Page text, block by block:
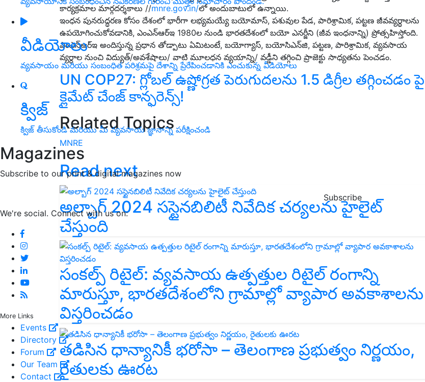
వీడియోలు
వ్యవసాయం మరియు సంబంధిత పరిశ్రమపై దేశాన్ని ప్రేరేపించడానికి ఎంచుకున్న వీడియోలు
క్విజ్
క్విజ్ తీసుకోండి మరియు మీ వ్యవసాయ జ్ఞానాన్ని పరీక్షించండి
Magazines
Subscribe to our print & digital magazines now
Subscribe
We're social. Connect with us on:
More Links
Events
Directory
Forum
Our Team
Contact
కార్య‌క్ర‌మాల మార్గ‌ద‌ర్శ‌కాలు //mnre.gov.in/లో అందుబాటులో ఉన్నాయి.
ఇంధ‌న పున‌రుద్ధ‌ర‌ణ కోసం దేశంలో భారీగా ల‌భ్య‌మ‌య్యే బ‌యోమాస్‌, ప‌శువుల పేడ‌, పారిశ్రామిక‌, ప‌ట్ట‌ణ జీవ‌వ్య‌ర్ధాల‌ను
ఉప‌యోగించుకోవ‌డానికి, ఎంఎన్ఆర్ఇ 1980ల నుండి భార‌త‌దేశంలో బయో ఎన‌ర్జీని (జీవ ఇంధ‌నాన్ని) ప్రోత్స‌హిస్తోంది.
ఎంఎన్ఆర్ఇ అందిస్తున్న ప్ర‌ధాన తోడ్పాటు ఏమిటంటే, బ‌యోగ్యాస్‌, బ‌యోసిఎన్‌జి, ప‌ట్ట‌ణ‌, పారిశ్రామిక, వ్య‌వ‌సాయ
వ్య‌ర్ధాల నుంచి విద్యుత్‌/అవ‌శేషాలు/ వాటి మూల‌ధ‌న‌ వ్యయాన్ని/ వ‌డ్డీని త‌గ్గించి ప్రాజెక్టు సాధ్య‌త‌ను పెంచ‌డం.
UN COP27: గ్లోబల్ ఉష్ణోగ్రత పెరుగుదలను 1.5 డిగ్రీల తగ్గించడం పై
క్లైమేట్ చేంజ్ కాన్ఫరెన్స్!
Related Topics
MNRE
Read next
అల్బాగ్ 2024 సస్టైనబిలిటీ నివేదిక చర్యలను హైలైట్
చేస్తుంది
సంకల్ప్ రిటైల్: వ్యవసాయ ఉత్పత్తుల రిటైల్ రంగాన్ని
మారుస్తూ, భారతదేశంలోని గ్రామాల్లో వ్యాపార అవకాశాలను
విస్తరించడం
తడిసిన ధాన్యానికీ భరోసా – తెలంగాణ ప్రభుత్వం నిర్ణయం,
రైతులకు ఊరట